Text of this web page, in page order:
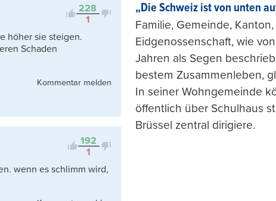
228
1
höher sie steigen.
Schaden
Kommentar melden
192
1
wenn es schlimm wird,
„Die Schweiz ist von unten
Familie, Gemeinde, Kanton,
Eidgenossenschaft, wie
Jahren als Segen
bestem Zusammenleben,
In seiner Wohngemeinde
öffentlich über Schulhaus
Brüssel zentral dirigiere.